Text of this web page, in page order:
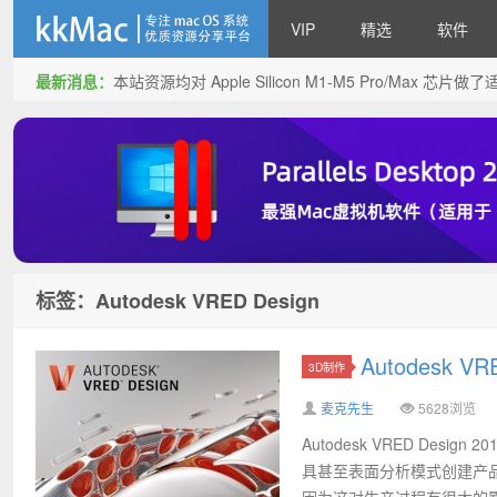
kkMac
VIP 精选 软件
最新消息： 本站资源均对 Apple Silicon M1-M5 Pro/Max 芯片做了
标签：Autodesk VRED Design
3D制作 Autodesk
麦克先生 5628浏览
Autodesk VRED Design
具甚至表面分析模式创建产